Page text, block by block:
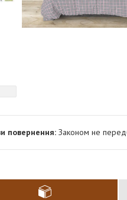
Законом не